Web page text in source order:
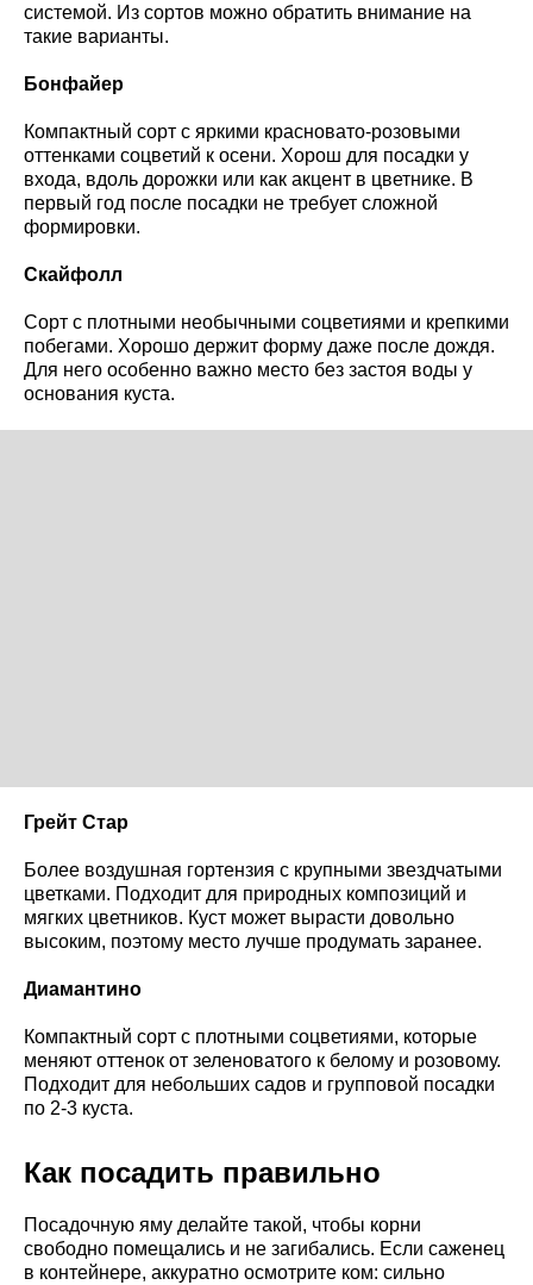
системой. Из сортов можно обратить внимание на
такие варианты.
Бонфайер
Компактный сорт с яркими красновато-розовыми
оттенками соцветий к осени. Хорош для посадки у
входа, вдоль дорожки или как акцент в цветнике. В
первый год после посадки не требует сложной
формировки.
Скайфолл
Сорт с плотными необычными соцветиями и крепкими
побегами. Хорошо держит форму даже после дождя.
Для него особенно важно место без застоя воды у
основания куста.
Грейт Стар
Более воздушная гортензия с крупными звездчатыми
цветками. Подходит для природных композиций и
мягких цветников. Куст может вырасти довольно
высоким, поэтому место лучше продумать заранее.
Диамантино
Компактный сорт с плотными соцветиями, которые
меняют оттенок от зеленоватого к белому и розовому.
Подходит для небольших садов и групповой посадки
по 2-3 куста.
Как посадить правильно
Посадочную яму делайте такой, чтобы корни
свободно помещались и не загибались. Если саженец
в контейнере, аккуратно осмотрите ком: сильно